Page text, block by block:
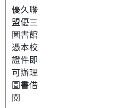
優久聯
盟優三
圖書館
憑本校
證件即
可辦理
圖書借
閱